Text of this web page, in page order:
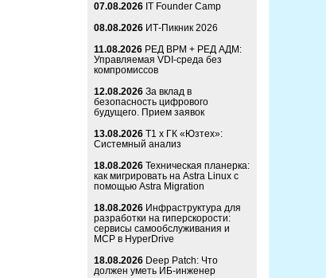
07.08.2026 IT Founder Camp
08.08.2026 ИТ-Пикник 2026
11.08.2026 РЕД ВРМ + РЕД АДМ:
Управляемая VDI-среда без
компромиссов
12.08.2026 За вклад в
безопасность цифрового
будущего. Прием заявок
13.08.2026 Т1 x ГК «Юзтех»:
Системный анализ
18.08.2026 Техническая планерка:
как мигрировать на Astra Linux с
помощью Astra Migration
18.08.2026 Инфраструктура для
разработки на гиперскорости:
сервисы самообслуживания и
MCP в HyperDrive
18.08.2026 Deep Patch: Что
должен уметь ИБ-инженер